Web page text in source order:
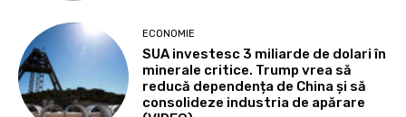
ECONOMIE
SUA investesc 3 miliarde de dolari în
minerale critice. Trump vrea să
reducă dependența de China și să
consolideze industria de apărare